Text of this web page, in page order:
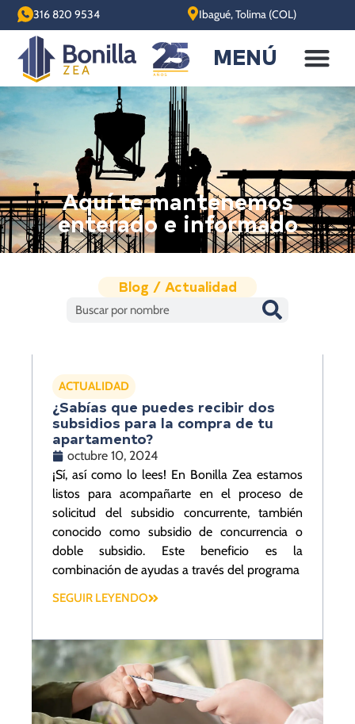
316 820 9534 Ibagué, Tolima (COL)
MENÚ
Aquí te mantenemos
enterado e informado
Blog / Actualidad
ACTUALIDAD
¿Sabías que puedes recibir dos
subsidios para la compra de tu
apartamento?
octubre 10, 2024
¡Sí, así como lo lees! En Bonilla Zea estamos
listos para acompañarte en el proceso de
solicitud del subsidio concurrente, también
conocido como subsidio de concurrencia o
doble subsidio. Este beneficio es la
combinación de ayudas a través del programa
SEGUIR LEYENDO